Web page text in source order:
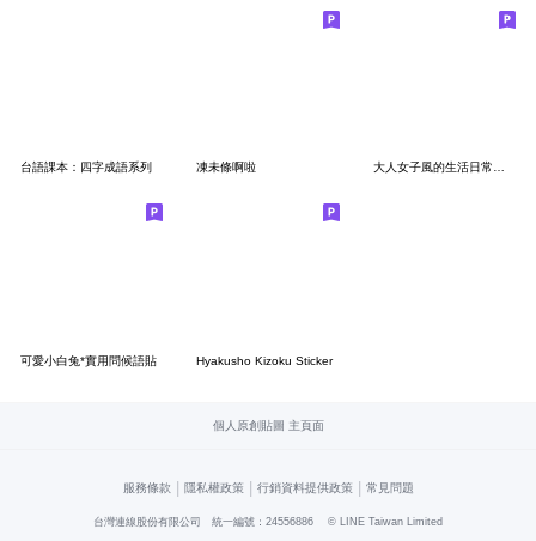
台語課本：四字成語系列 凍未條啊啦 大人女子風的生活日常【有禮貌】
可愛小白兔*實用問候語貼 Hyakusho Kizoku Sticker
個人原創貼圖 主頁面
服務條款 | 隱私權政策 | 行銷資料提供政策 | 常見問題
台灣連線股份有限公司 統一編號：24556886 © LINE Taiwan Limited